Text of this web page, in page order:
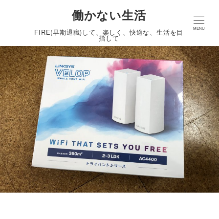
働かない生活
FIRE(早期退職)して、楽しく、快適な、生活を目
指して
MENU